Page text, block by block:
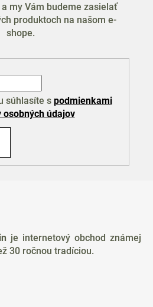
my Vám budeme zasielať
produktoch na našom e-
shope.
súhlasíte s podmienkami
osobných údajov
je internetový obchod známej
30 ročnou tradíciou.